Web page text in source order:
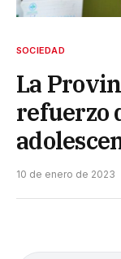
SOCIEDAD
La
refuerzo
10 de enero de 2023